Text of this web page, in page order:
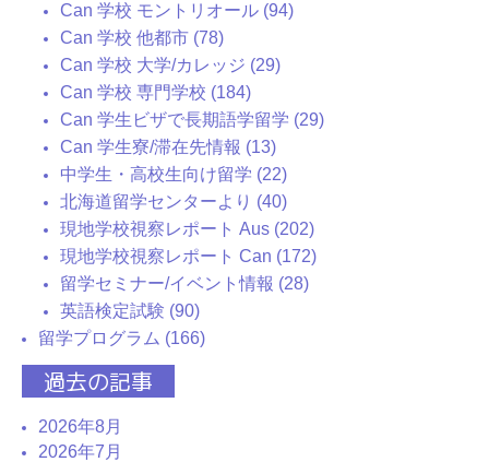
Can 学校 モントリオール (94)
Can 学校 他都市 (78)
Can 学校 大学/カレッジ (29)
Can 学校 専門学校 (184)
Can 学生ビザで長期語学留学 (29)
Can 学生寮/滞在先情報 (13)
中学生・高校生向け留学 (22)
北海道留学センターより (40)
現地学校視察レポート Aus (202)
現地学校視察レポート Can (172)
留学セミナー/イベント情報 (28)
英語検定試験 (90)
留学プログラム (166)
過去の記事
2026年8月
2026年7月